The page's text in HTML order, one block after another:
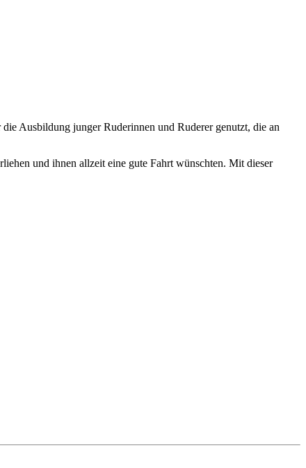
Ausbildung junger Ruderinnen und Ruderer genutzt, die an
und ihnen allzeit eine gute Fahrt wünschten. Mit dieser